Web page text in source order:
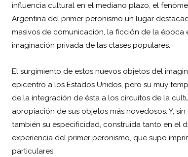
influencia cultural en el mediano plazo, el
Argentina del primer peronismo un lugar
masivos de comunicación, la ficción de la época
imaginación privada de las clases populares.
El surgimiento de estos nuevos objetos del
epicentro a los Estados Unidos, pero su muy
de la integración de ésta a los circuitos de la
apropiación de sus objetos más novedosos. Y,
también su especificidad, construida tanto en el
experiencia del primer peronismo, que supo
particulares.